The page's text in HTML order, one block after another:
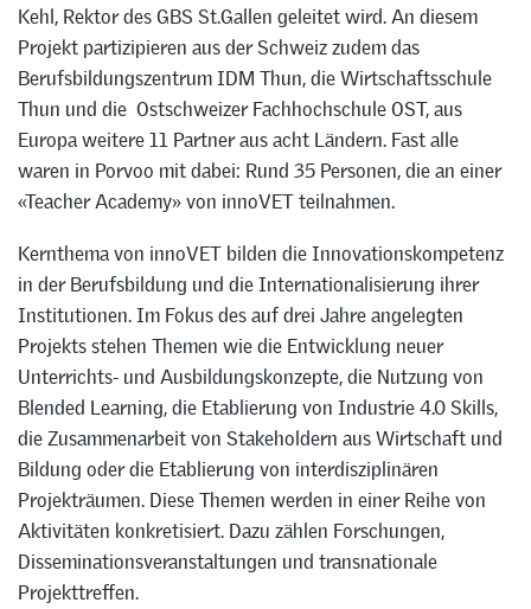
Kehl, Rektor des GBS St.Gallen geleitet wird. An diesem
Projekt partizipieren aus der Schweiz zudem das
Berufsbildungszentrum IDM Thun, die Wirtschaftsschule
Thun und die Ostschweizer Fachhochschule OST, aus
Europa weitere 11 Partner aus acht Ländern. Fast alle
waren in Porvoo mit dabei: Rund 35 Personen, die an einer
«Teacher Academy» von innoVET teilnahmen.
Kernthema von innoVET bilden die Innovationskompetenz
in der Berufsbildung und die Internationalisierung ihrer
Institutionen. Im Fokus des auf drei Jahre angelegten
Projekts stehen Themen wie die Entwicklung neuer
Unterrichts- und Ausbildungskonzepte, die Nutzung von
Blended Learning, die Etablierung von Industrie 4.0 Skills,
die Zusammenarbeit von Stakeholdern aus Wirtschaft und
Bildung oder die Etablierung von interdisziplinären
Projekträumen. Diese Themen werden in einer Reihe von
Aktivitäten konkretisiert. Dazu zählen Forschungen,
Disseminationsveranstaltungen und transnationale
Projekttreffen.